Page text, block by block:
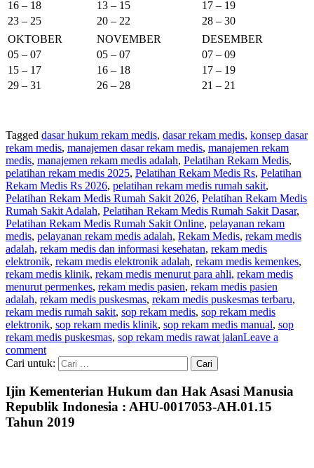
16 – 18 13 – 15
17 – 19
23 – 25
20 – 22
28 – 30
OKTOBER
NOVEMBER
DESEMBER
05 – 07
05 – 07
07 – 09
15 – 17
16 – 18
17 – 19
29 – 31
26 – 28 21 – 21
Tagged dasar hukum rekam medis, dasar rekam medis, konsep dasar
rekam medis, manajemen dasar rekam medis, manajemen rekam
medis, manajemen rekam medis adalah, Pelatihan Rekam Medis,
pelatihan rekam medis 2025, Pelatihan Rekam Medis Rs, Pelatihan
Rekam Medis Rs 2026, pelatihan rekam medis rumah sakit,
Pelatihan Rekam Medis Rumah Sakit 2026, Pelatihan Rekam Medis
Rumah Sakit Adalah, Pelatihan Rekam Medis Rumah Sakit Dasar,
Pelatihan Rekam Medis Rumah Sakit Online, pelayanan rekam
medis, pelayanan rekam medis adalah, Rekam Medis, rekam medis
adalah, rekam medis dan informasi kesehatan, rekam medis
elektronik, rekam medis elektronik adalah, rekam medis kemenkes,
rekam medis klinik, rekam medis menurut para ahli, rekam medis
menurut permenkes, rekam medis pasien, rekam medis pasien
adalah, rekam medis puskesmas, rekam medis puskesmas terbaru,
rekam medis rumah sakit, sop rekam medis, sop rekam medis
elektronik, sop rekam medis klinik, sop rekam medis manual, sop
rekam medis puskesmas, sop rekam medis rawat jalanLeave a
comment
Cari untuk:
Ijin Kementerian Hukum dan Hak Asasi Manusia
Republik Indonesia : AHU-0017053-AH.01.15
Tahun 2019